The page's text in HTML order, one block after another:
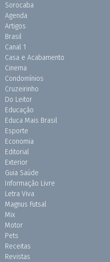
Sorocaba
Agenda
Artigos
Brasil
Canal 1
Casa e Acabamento
Cinema
Condomínios
Cruzeirinho
Do Leitor
Educação
Educa Mais Brasil
Esporte
Economia
Editorial
Exterior
Guia Saúde
Informação Livre
Letra Viva
Magnus Futsal
Mix
Motor
Pets
Receitas
Revistas